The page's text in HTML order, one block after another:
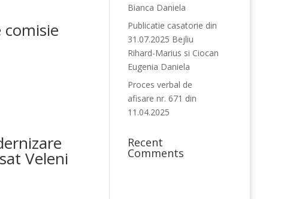
Veleni
Bianca Daniela
Publicatie casatorie din
31.07.2025 Bejliu
Rihard-Marius si Ciocan
Eugenia Daniela
Proces verbal de
afisare nr. 671 din
11.04.2025
Recent
Comments